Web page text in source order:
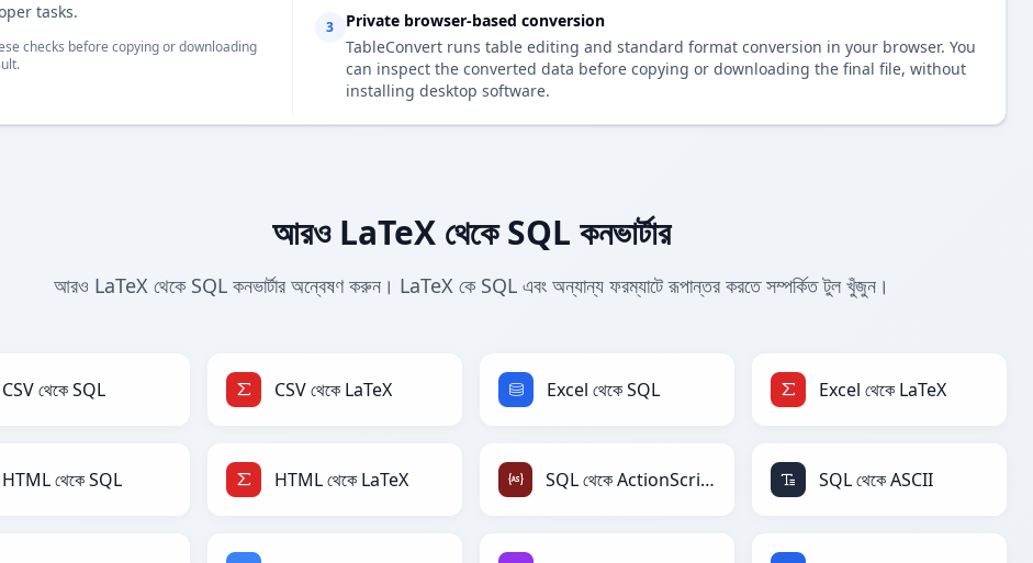
tasks.
checks before copying or downloading
3
Private browser-based conversion
TableConvert runs table editing and standard format conversion in your browser. You
can inspect the converted data before copying or downloading the final file, without
installing desktop software.
আরও LaTeX থেকে SQL কনভার্টার
আরও LaTeX থেকে SQL কনভার্টার অন্বেষণ করুন। LaTeX কে SQL এবং অন্যান্য ফরম্যাটে রূপান্তর করতে সম্পর্কিত টুল খুঁজুন।
CSV থেকে SQL CSV থেকে LaTeX Excel থেকে SQL Excel থেকে LaTeX
HTML থেকে SQL HTML থেকে LaTeX SQL থেকে ActionScript SQL থেকে ASCII